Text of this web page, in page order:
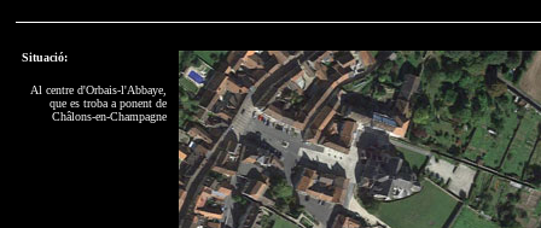
Situació:
Al centre d'Orbais-l'Abbaye,
que es troba a ponent de
Châlons-en-Champagne